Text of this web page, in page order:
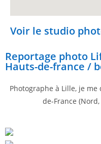
Voir le studio
Reportage photo
Hauts-de-france /
Photographe à Lille, je
de-France